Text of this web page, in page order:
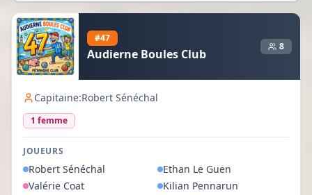
#47
Audierne Boules Club
8
Capitaine:Robert Sénéchal
1 femme
JOUEURS
Robert Sénéchal Ethan Le Guen
Valérie Coat Kilian Pennarun